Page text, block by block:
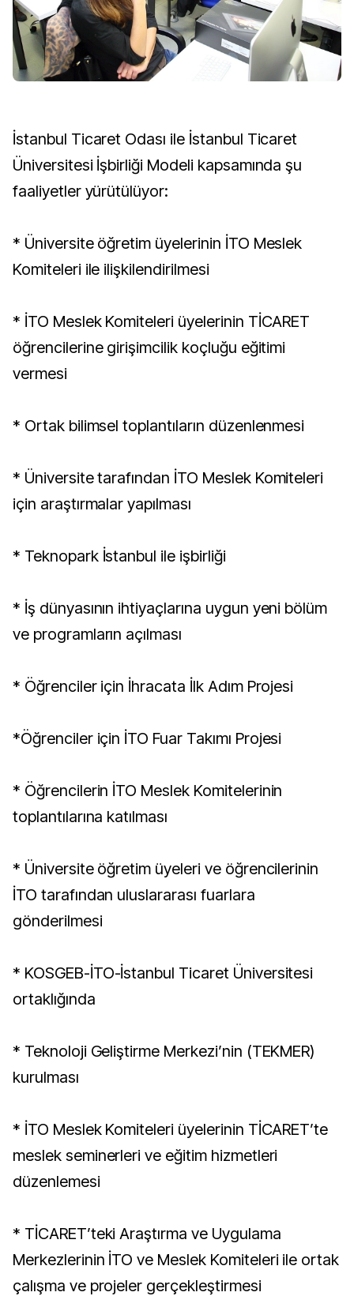
İstanbul Ticaret Odası ile İstanbul Ticaret
Üniversitesi İşbirliği Modeli kapsamında şu
faaliyetler yürütülüyor:
* Üniversite öğretim üyelerinin İTO Meslek
Komiteleri ile ilişkilendirilmesi
* İTO Meslek Komiteleri üyelerinin TİCARET
öğrencilerine girişimcilik koçluğu eğitimi
vermesi
* Ortak bilimsel toplantıların düzenlenmesi
* Üniversite tarafından İTO Meslek Komiteleri
için araştırmalar yapılması
* Teknopark İstanbul ile işbirliği
* İş dünyasının ihtiyaçlarına uygun yeni bölüm
ve programların açılması
* Öğrenciler için İhracata İlk Adım Projesi
*Öğrenciler için İTO Fuar Takımı Projesi
* Öğrencilerin İTO Meslek Komitelerinin
toplantılarına katılması
* Üniversite öğretim üyeleri ve öğrencilerinin
İTO tarafından uluslararası fuarlara
gönderilmesi
* KOSGEB-İTO-İstanbul Ticaret Üniversitesi
ortaklığında
* Teknoloji Geliştirme Merkezi’nin (TEKMER)
kurulması
* İTO Meslek Komiteleri üyelerinin TİCARET’te
meslek seminerleri ve eğitim hizmetleri
düzenlemesi
* TİCARET’teki Araştırma ve Uygulama
Merkezlerinin İTO ve Meslek Komiteleri ile ortak
çalışma ve projeler gerçekleştirmesi